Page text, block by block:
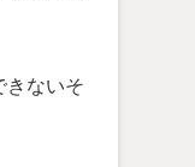
きないそ